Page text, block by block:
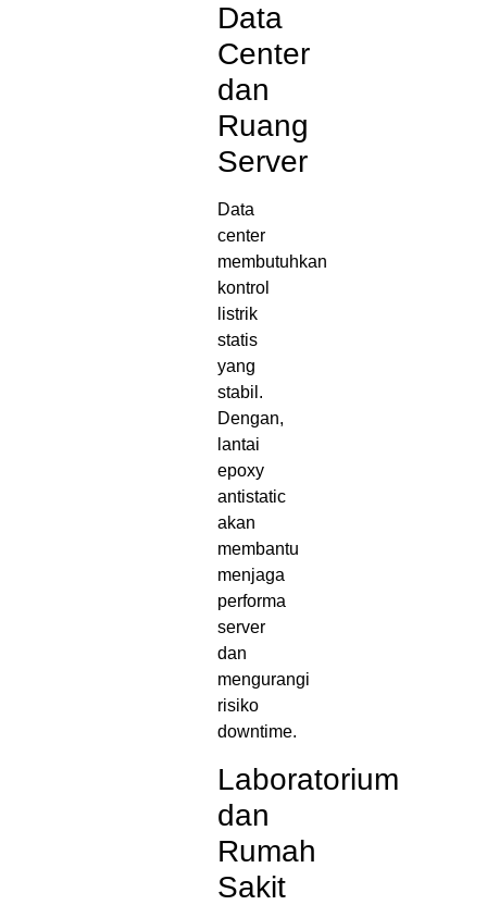
Data
Center
dan
Ruang
Server
Data
center
membutuhkan
kontrol
listrik
statis
yang
stabil.
Dengan,
lantai
epoxy
antistatic
akan
membantu
menjaga
performa
server
dan
mengurangi
risiko
downtime.
Laboratorium
dan
Rumah
Sakit